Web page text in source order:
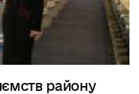
району